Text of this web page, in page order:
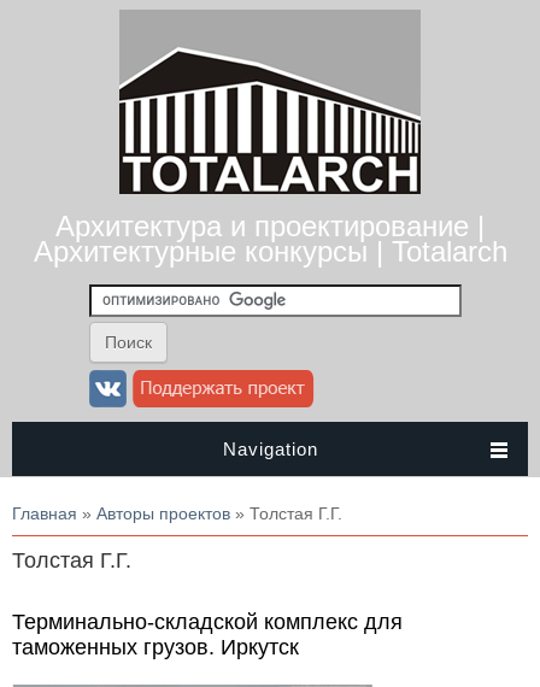
Архитектура и проектирование |
Архитектурные конкурсы | Totalarch
Navigation
Вы здесь
Главная » Авторы проектов » Толстая Г.Г.
Толстая Г.Г.
Терминально-складской комплекс для
таможенных грузов. Иркутск